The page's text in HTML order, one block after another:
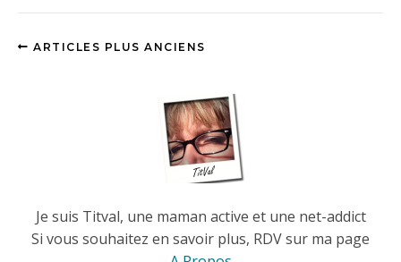
ARTICLES PLUS ANCIENS
Je suis Titval, une maman active et une net-addict
Si vous souhaitez en savoir plus, RDV sur ma page